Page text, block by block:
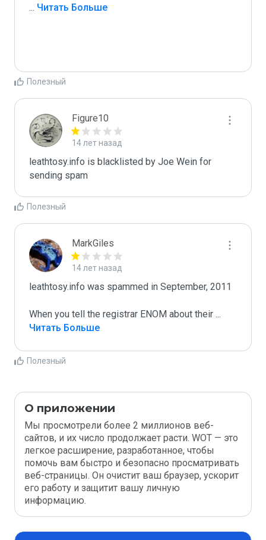
... Читать Больше
Полезный
Figure10
14 лет назад
leathtosy.info is blacklisted by Joe Wein for
sending spam
Полезный
MarkGiles
14 лет назад
leathtosy.info was spammed in September, 2011
When you tell the registrar ENOM about their ...
Читать Больше
Полезный
О приложении
Мы просмотрели более 2 миллионов веб-
сайтов, и их число продолжает расти. WOT — это
легкое расширение, разработанное, чтобы
помочь вам быстро и безопасно просматривать
веб-страницы. Он очистит ваш браузер, ускорит
его работу и защитит вашу личную
информацию.